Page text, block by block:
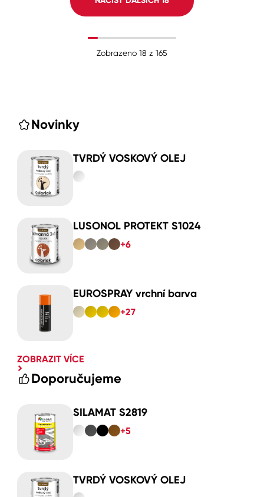
Zobrazeno 18 z 165
Novinky
TVRDÝ VOSKOVÝ OLEJ
LUSONOL PROTEKT S1024
+6
EUROSPRAY vrchní barva
+27
ZOBRAZIT VÍCE
Doporučujeme
SILAMAT S2819
+5
TVRDÝ VOSKOVÝ OLEJ